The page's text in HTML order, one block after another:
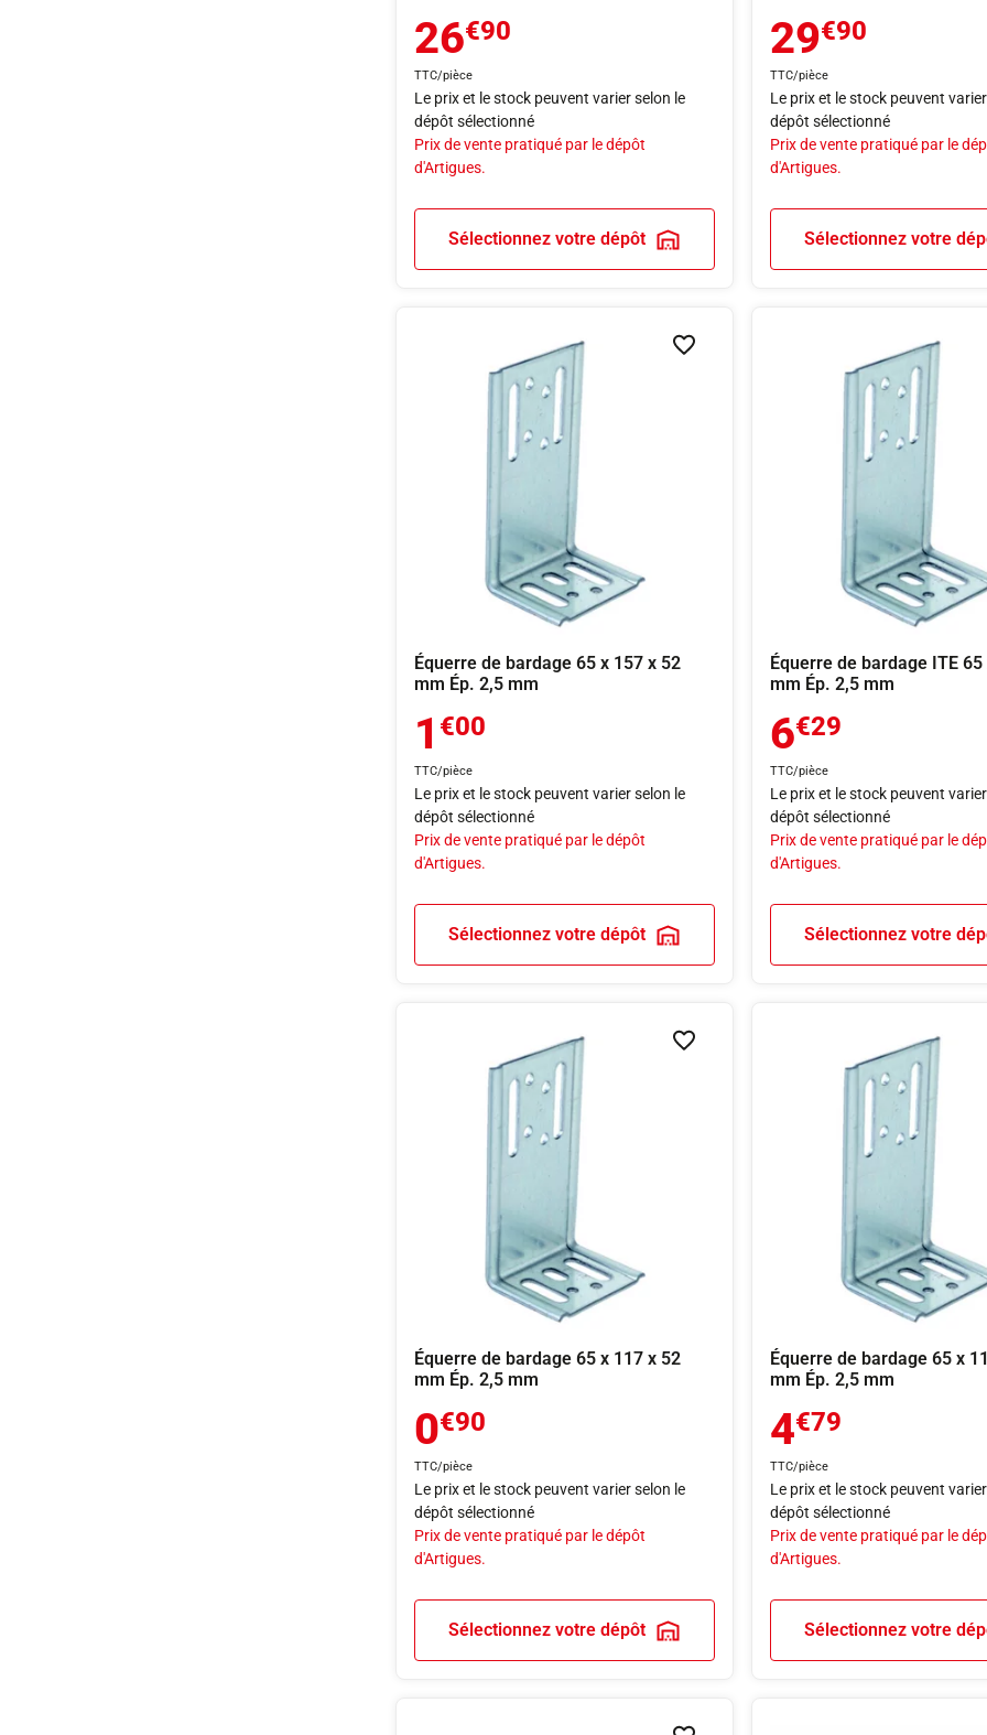
26€90
TTC/pièce
Le prix et le stock peuvent varier selon le
dépôt sélectionné
Prix de vente pratiqué par le dépôt
d'Artigues.
Sélectionnez votre dépôt
29€90
TTC/pièce
Le prix et le stock peuvent
dépôt sélectionné
Prix de vente pratiqué par le
d'Artigues.
Sélectionnez votre
Ajouter à la liste de souhaits
Équerre de bardage 65 x 157 x 52
mm Ép. 2,5 mm
1 €00
TTC/pièce
Le prix et le stock peuvent varier selon le
dépôt sélectionné
Prix de vente pratiqué par le dépôt
d'Artigues.
Sélectionnez votre dépôt
Équerre de bardage ITE
mm Ép. 2,5 mm
6€29
TTC/pièce
Le prix et le stock peuvent
dépôt sélectionné
Prix de vente pratiqué par le
d'Artigues.
Sélectionnez votre
Ajouter à la liste de souhaits
Équerre de bardage 65 x 117 x 52
mm Ép. 2,5 mm
0€90
TTC/pièce
Le prix et le stock peuvent varier selon le
dépôt sélectionné
Prix de vente pratiqué par le dépôt
d'Artigues.
Sélectionnez votre dépôt
Équerre de bardage 65 x
mm Ép. 2,5 mm
4€79
TTC/pièce
Le prix et le stock peuvent
dépôt sélectionné
Prix de vente pratiqué par le
d'Artigues.
Sélectionnez votre